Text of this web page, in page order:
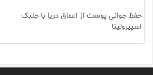
حفظ جوانی پوست از اعماق دریا با جلبک
اسپیرولینا